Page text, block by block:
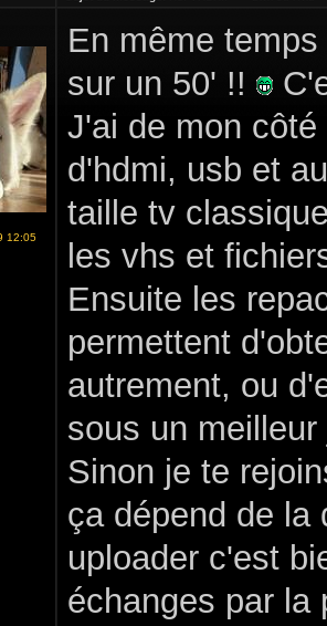
12:05
En même
sur un 50' !!
J'ai de mon
d'hdmi, usb et
taille tv
les vhs et
Ensuite les
permettent
autrement, ou
sous un meilleur
Sinon je te
ça dépend de la
uploader c'est
échanges par la